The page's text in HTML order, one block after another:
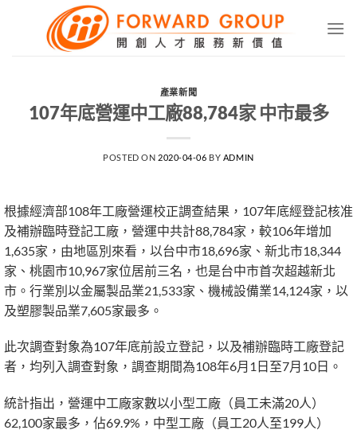
產業新聞
107年底營運中工廠88,784家 中市最多
POSTED ON 2020-04-06 BY ADMIN
根據經濟部108年工廠營運校正調查結果，107年底經登記核准
及補辦臨時登記工廠，營運中共計88,784家，較106年增加
1,635家，由地區別來看，以台中市18,696家、新北市18,344
家、桃園市10,967家位居前三名，也是台中市首次超越新北
市。行業別以金屬製品業21,533家、機械設備業14,124家，以
及塑膠製品業7,605家最多。
此次調查對象為107年底前設立登記，以及補辦臨時工廠登記
者，均列入調查對象，調查期間為108年6月1日至7月10日。
統計指出，營運中工廠家數以小型工廠（員工未滿20人）
62,100家最多，佔69.9%，中型工廠（員工20人至199人）